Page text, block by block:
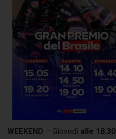
WEEKEND – Giovedì alle 18.30